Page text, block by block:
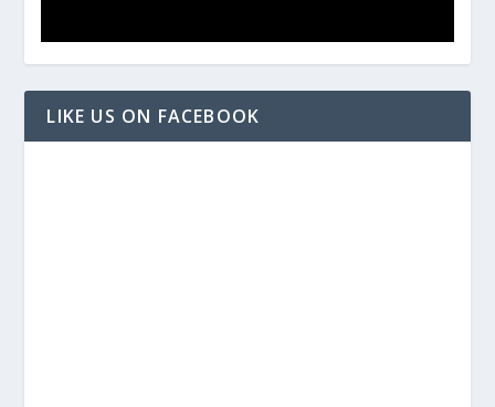
LIKE US ON FACEBOOK